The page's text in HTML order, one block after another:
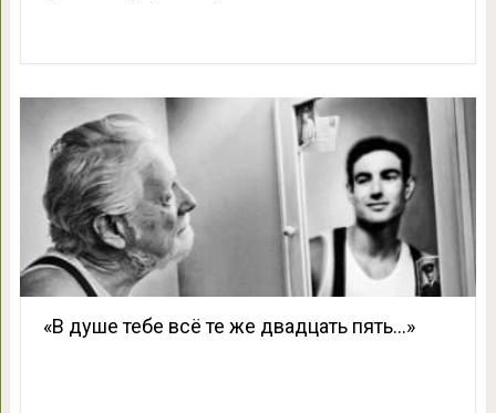
«В душе тебе всё те же двадцать пять…»